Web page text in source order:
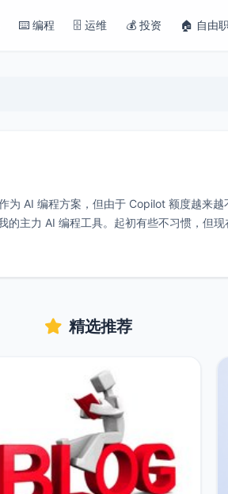
⌨️ 编程 🗄️ 运维 💰 投资 🏠 自由
AI 编程方案，但由于 Copilot 额度越来
主力 AI 编程工具。起初有些不习惯，但
精选推荐